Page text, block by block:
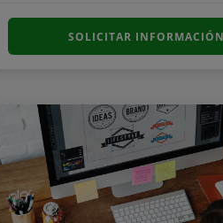
SOLICITAR INFORMACIÓN